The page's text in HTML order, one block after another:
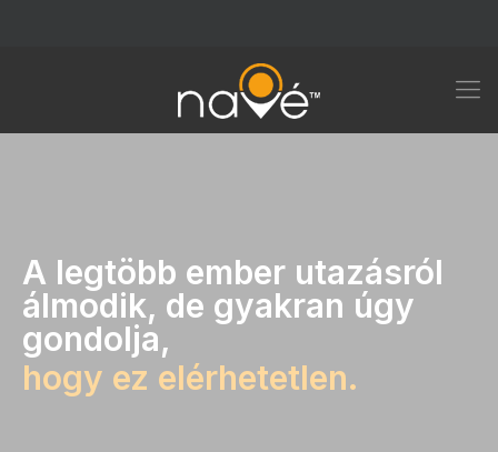
A legtöbb ember utazásról
álmodik, de gyakran úgy
gondolja,
hogy ez elérhetetlen.